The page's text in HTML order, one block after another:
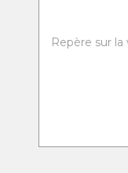
Repère sur